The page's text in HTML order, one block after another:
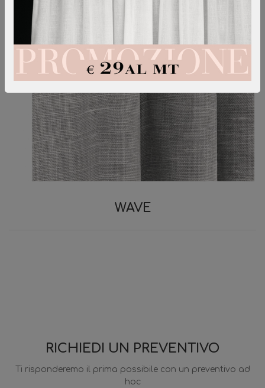
WAVE
RICHIEDI UN PREVENTIVO
Ti risponderemo il prima possibile con un preventivo ad
hoc